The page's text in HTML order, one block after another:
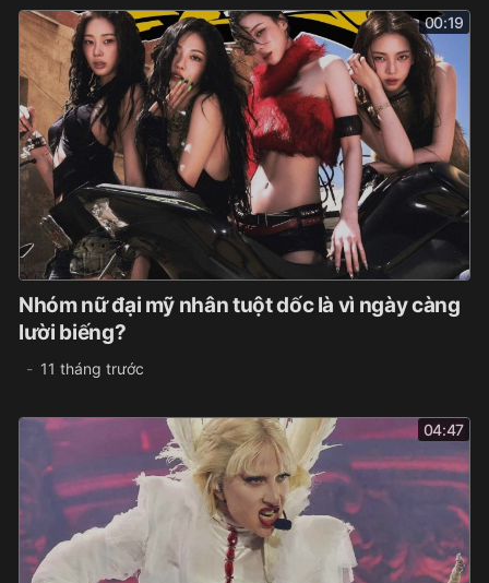
00:19
Nhóm nữ đại mỹ nhân tuột dốc là vì ngày càng
lười biếng?
11 tháng trước
04:47